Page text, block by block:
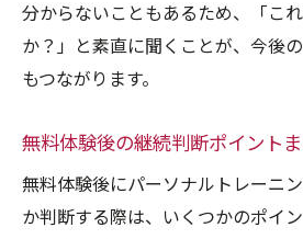
分からないこともあるため、「こ
か？」と素直に聞くことが、今後
もつながります。
無料体験後の継続判断ポイント
無料体験後にパーソナルトレーニ
か判断する際は、いくつかのポイ